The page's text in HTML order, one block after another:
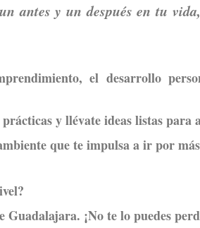
antes y un después en tu
el desarrollo
y llévate ideas listas para
que te impulsa a ir por
Guadalajara. ¡No te lo puedes